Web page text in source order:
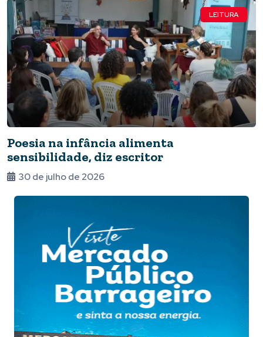
LEITURA
Poesia na infância alimenta
sensibilidade, diz escritor
30 de julho de 2026